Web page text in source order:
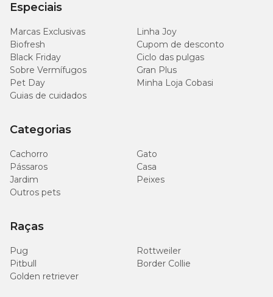
Especiais
Marcas Exclusivas
Linha Joy
Biofresh
Cupom de desconto
Black Friday
Ciclo das pulgas
Sobre Vermífugos
Gran Plus
Pet Day
Minha Loja Cobasi
Guias de cuidados
Categorias
Cachorro
Gato
Pássaros
Casa
Jardim
Peixes
Outros pets
Raças
Pug
Rottweiler
Pitbull
Border Collie
Golden retriever